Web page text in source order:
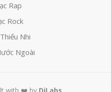
Rap
Rock
Nhi
Ngoài